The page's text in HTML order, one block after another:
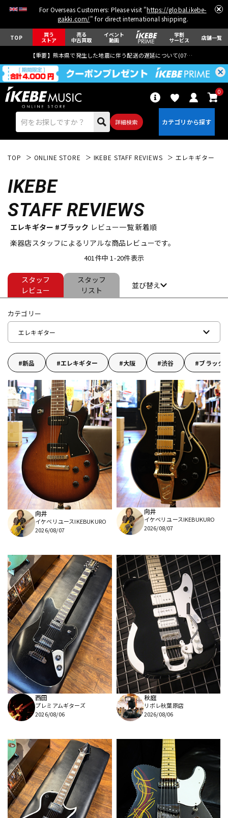
For Overseas Customers: Please visit "https://global.ikebe-
gakki.com/" for direct international shipping.
TOP 買う
ストア
売る
中古買取
イベント
動画
学割
サービス 店舗一覧
【重要】熊本県で発生した地震に伴う配送の遅延について(07月29日
詳細検索
0
エレキギター
ベース ウクレレ
ドラム パーカッション
管楽器 その他楽器
アンプ エフェクター
DJ機器 DTM
DTM オンライン納品 レコーディング機器
配信/ライブ機器 楽器アクセサリ
TOP ONLINE STORE IKEBE STAFF REVIEWS エレキギター
IKEBE
STAFF REVIEWS
エレキギター #ブラック レビュー一覧 新着順
楽器店スタッフによるリアルな商品レビューです。
401件中 1-20件表示
スタッフ
レビュー
スタッフ
リスト
並び替え
カテゴリー
エレキギター
新品 エレキギター 大阪 渋谷 ブラック
向井
イケベリユースIKEBUKURO
2026/08/07
向井
イケベリユースIKEBUKURO
2026/08/07
西田
プレミアムギターズ
2026/08/06
秋庭
リボレ秋葉原店
2026/08/06